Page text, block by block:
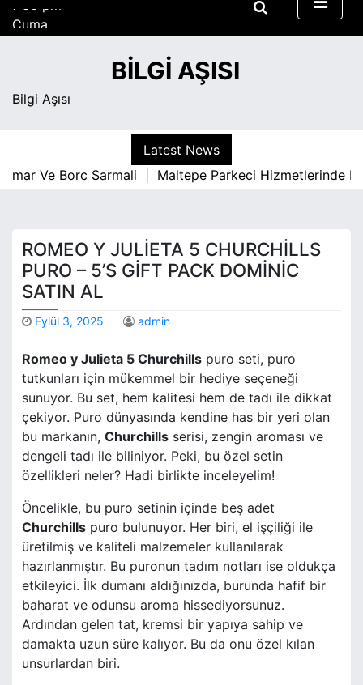
Cuma
Ağustos 7, 2026
BILGI AŞISI
Bilgi Aşısı
Latest News
Ve Borc Sarmali |
Maltepe Parkeci Hizmetlerinde
ROMEO Y JULIETA 5 CHURCHILLS
PURO – 5’S GIFT PACK DOMİNİC
SATIN AL
Eylül 3, 2025 admin
Romeo y Julieta 5 Churchills puro seti, puro
tutkunları için mükemmel bir hediye seçeneği
sunuyor. Bu set, hem kalitesi hem de tadı ile dikkat
çekiyor. Puro dünyasında kendine has bir yeri olan
bu markanın, Churchills serisi, zengin aroması ve
dengeli tadı ile biliniyor. Peki, bu özel setin
özellikleri neler? Hadi birlikte inceleyelim!
Öncelikle, bu puro setinin içinde beş adet
Churchills puro bulunuyor. Her biri, el işçiliği ile
üretilmiş ve kaliteli malzemeler kullanılarak
hazırlanmıştır. Bu puronun tadım notları ise oldukça
etkileyici. İlk dumanı aldığınızda, burunda hafif bir
baharat ve odunsu aroma hissediyorsunuz.
Ardından gelen tat, kremsi bir yapıya sahip ve
damakta uzun süre kalıyor. Bu da onu özel kılan
unsurlardan biri.